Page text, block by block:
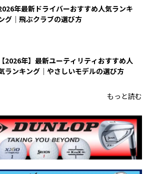
年最新ドライバーおすすめ人気ランキ
グ｜飛ぶクラブの選び方
【2026年】最新ユーティリティおすすめ人
ランキング｜やさしいモデルの選び方
もっと読む